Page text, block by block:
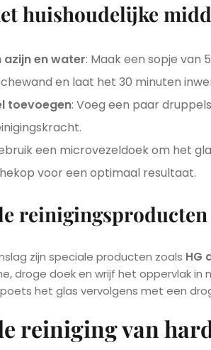
huishoudelijke
azijn en water: Maak een sopje van
en laat het 30 minuten
toevoegen: Voeg een paar
een microvezeldoek om het
voor een optimaal resultaat.
zijn speciale producten zoals HG
droge doek en wrijf het oppervlak
het glas vervolgens met een
reiniging van